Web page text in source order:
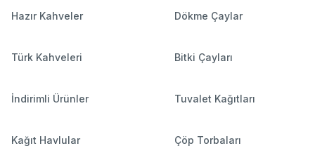
Hazır Kahveler Dökme Çaylar
Türk Kahveleri Bitki Çayları
İndirimli Ürünler Tuvalet Kağıtları
Kağıt Havlular Çöp Torbaları